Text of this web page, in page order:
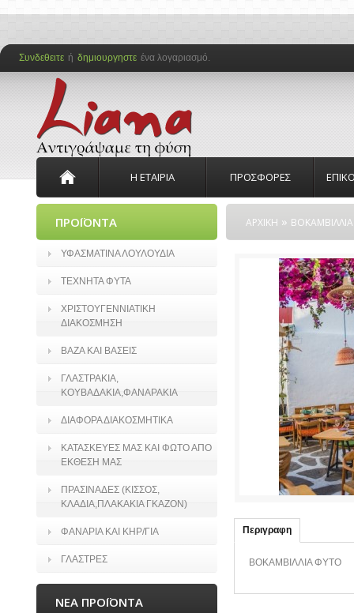
Συνδεθειτε ή δημιουργηστε ένα λογαριασμό.
Η ΕΤΑΙΡΙΑ ΠΡΟΣΦΟΡΕΣ
ΠΡΟΪΟΝΤΑ
ΥΦΑΣΜΑΤΙΝΑ ΛΟΥΛΟΥΔΙΑ
ΤΕΧΝΗΤΑ ΦΥΤΑ
ΧΡΙΣΤΟΥΓΕΝΝΙΑΤΙΚΗ
ΔΙΑΚΟΣΜΗΣΗ
ΒΑΖΑ ΚΑΙ ΒΑΣΕΙΣ
ΓΛΑΣΤΡΑΚΙΑ,
ΚΟΥΒΑΔΑΚΙΑ,ΦΑΝΑΡΑΚΙΑ
ΔΙΑΦΟΡΑ ΔΙΑΚΟΣΜΗΤΙΚΑ
ΚΑΤΑΣΚΕΥΕΣ ΜΑΣ ΚΑΙ ΦΩΤΟ ΑΠΟ
ΕΚΘΕΣΗ ΜΑΣ
ΠΡΑΣΙΝΑΔΕΣ (ΚΙΣΣΟΣ,
ΚΛΑΔΙΑ,ΠΛΑΚΑΚΙΑ ΓΚΑΖΟΝ)
ΦΑΝΑΡΙΑ ΚΑΙ ΚΗΡ/ΓΙΑ
ΓΛΑΣΤΡΕΣ
ΝΕΑ ΠΡΟΪΟΝΤΑ
ΑΡΧΙΚΗ »
Περιγραφη
ΒΟΚΑΜΒΙΛΛΙΑ ΦΥΤΟ